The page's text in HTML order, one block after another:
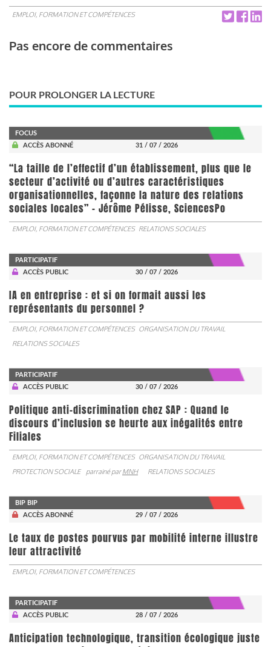
EMPLOI, FORMATION ET COMPÉTENCES
Pas encore de commentaires
POUR PROLONGER LA LECTURE
FOCUS
ACCÈS ABONNÉ
31 / 07 / 2026
“La taille de l’effectif d’un établissement, plus que le
secteur d’activité ou d’autres caractéristiques
organisationnelles, façonne la nature des relations
sociales locales” - Jérôme Pélisse, SciencesPo
EMPLOI, FORMATION ET COMPÉTENCES RELATIONS SOCIALES
PARTICIPATIF
ACCÈS PUBLIC
30 / 07 / 2026
IA en entreprise : et si on formait aussi les
représentants du personnel ?
EMPLOI, FORMATION ET COMPÉTENCES ORGANISATION DU TRAVAIL
RELATIONS SOCIALES
PARTICIPATIF
ACCÈS PUBLIC
30 / 07 / 2026
Politique anti-discrimination chez SAP : Quand le
discours d’inclusion se heurte aux inégalités entre
Filiales
EMPLOI, FORMATION ET COMPÉTENCES ORGANISATION DU TRAVAIL
PROTECTION SOCIALE
parrainé parMNH RELATIONS SOCIALES
BIP BIP
ACCÈS ABONNÉ
29 / 07 / 2026
Le taux de postes pourvus par mobilité interne illustre
leur attractivité
EMPLOI, FORMATION ET COMPÉTENCES
PARTICIPATIF
ACCÈS PUBLIC
28 / 07 / 2026
Anticipation technologique, transition écologique juste